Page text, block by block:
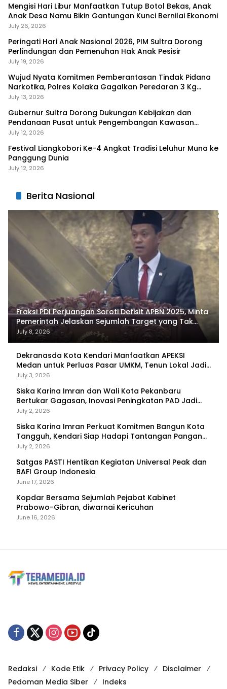
Mengisi Hari Libur Manfaatkan Tutup Botol Bekas, Anak
Anak Desa Namu Bikin Gantungan Kunci Bernilai Ekonomi
July 26, 2026
Peringati Hari Anak Nasional 2026, PIM Sultra Dorong
Perlindungan dan Pemenuhan Hak Anak Pesisir
July 19, 2026
Wujud Nyata Komitmen Pemberantasan Tindak Pidana
Narkotika, Polres Kolaka Gagalkan Peredaran 3 Kg
Sabu-Sabu
July 13, 2026
Gubernur Sultra Dorong Dukungan Kebijakan dan
Pendanaan Pusat untuk Pengembangan Kawasan
Liangkobhori
July 12, 2026
Festival Liangkobori Ke-4 Angkat Tradisi Leluhur Muna ke
Panggung Dunia
July 12, 2026
Berita Nasional
Fraksi PDI Perjuangan Soroti Defisit APBN 2025, Minta
Pemerintah Jelaskan Sejumlah Target yang Tak
Tercapai
July 8, 2026
Dekranasda Kota Kendari Manfaatkan APEKSI
Medan untuk Perluas Pasar UMKM, Tenun Lokal Jadi
Primadona
July 3, 2026
Siska Karina Imran dan Wali Kota Pekanbaru
Bertukar Gagasan, Inovasi Peningkatan PAD Jadi
Fokus Diskusi
July 2, 2026
Siska Karina Imran Perkuat Komitmen Bangun Kota
Tangguh, Kendari Siap Hadapi Tantangan Pangan
dan Bencana
July 2, 2026
Satgas PASTI Hentikan Kegiatan Universal Peak dan
BAFI Group Indonesia
June 17, 2026
Kopdar Bersama Sejumlah Pejabat Kabinet
Prabowo-Gibran, diwarnai Kericuhan
June 16, 2026
Redaksi Kode Etik Privacy Policy
Disclaimer
Pedoman Media Siber
Indeks